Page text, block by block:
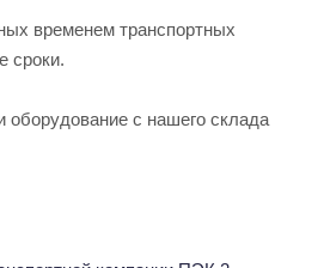
временем транспортных
сроки.
оборудование с нашего склада